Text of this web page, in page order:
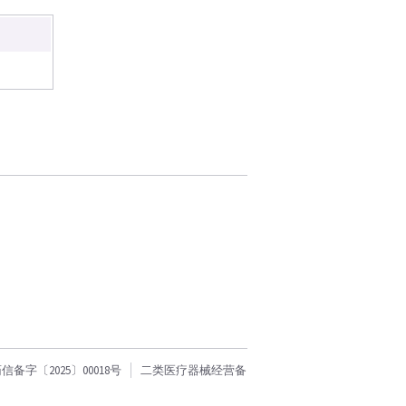
备字〔2025〕00018号
二类医疗器械经营备